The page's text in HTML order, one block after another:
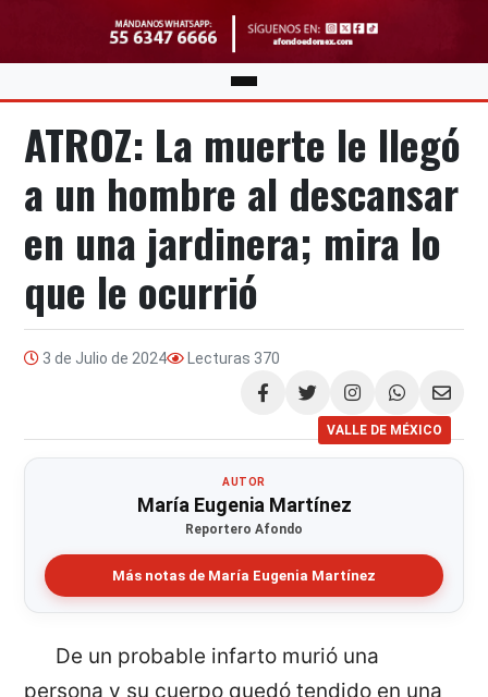
ATROZ: La muerte le llegó
a un hombre al descansar
en una jardinera; mira lo
que le ocurrió
3 de Julio de 2024 Lecturas 370
Compartir
VALLE DE MÉXICO
AUTOR
María Eugenia Martínez
Reportero Afondo
Más notas de María Eugenia Martínez
De un probable infarto murió una
persona y su cuerpo quedó tendido en una